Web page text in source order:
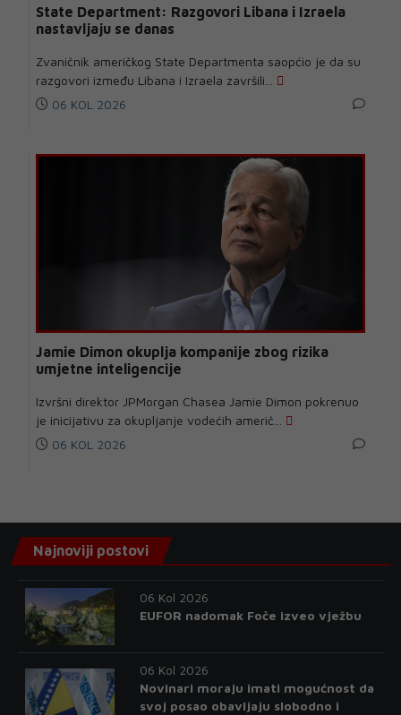
State Department: Razgovori Libana i Izraela
nastavljaju se danas
Zvaničnik američkog State Departmenta saopćio je da su
razgovori između Libana i Izraela završili...
06 KOL 2026
Jamie Dimon okuplja kompanije zbog rizika
umjetne inteligencije
Izvršni direktor JPMorgan Chasea Jamie Dimon pokrenuo
je inicijativu za okupljanje vodećih američ...
06 KOL 2026
Najnoviji postovi
06 Kol 2026
EUFOR nadomak Foče izveo vježbu
06 Kol 2026
Novinari moraju imati mogućnost da
svoj posao obavljaju slobodno i